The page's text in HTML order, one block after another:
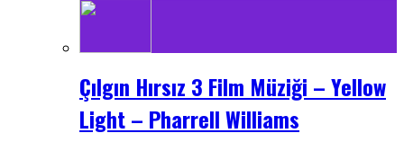
Çılgın Hırsız 3 Film Müziği – Yellow
Light – Pharrell Williams